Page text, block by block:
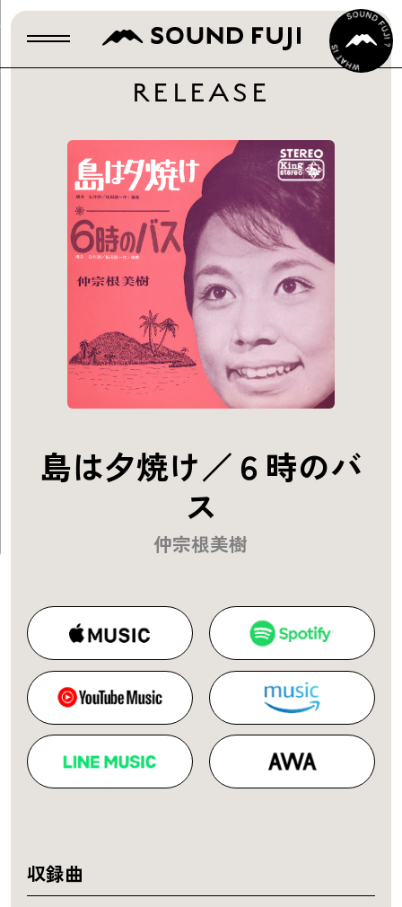
RELEASE
島は夕焼け／６時のバ
ス
仲宗根美樹
収録曲